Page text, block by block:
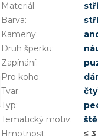
Materiál:
Barva:
Kameny:
Druh šperku:
Zapínání:
Pro koho:
Tvar:
Typ:
Tematický motiv:
Hmotnost:
≤